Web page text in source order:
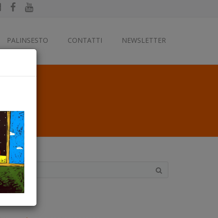
PALINSESTO CONTATTI NEWSLETTER